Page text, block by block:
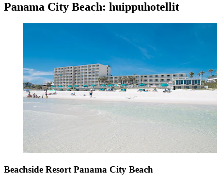
Panama City Beach: huippuhotellit
Beachside Resort Panama City Beach